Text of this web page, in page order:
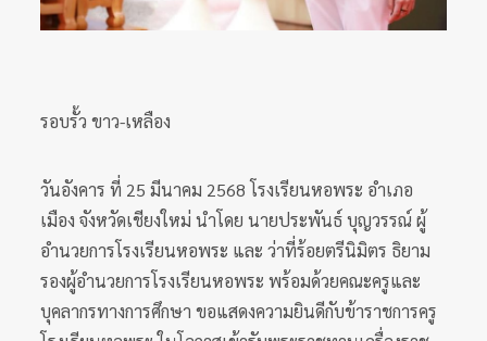
รอบรั้ว ขาว-เหลือง
วันอังคาร ที่ 25 มีนาคม 2568 โรงเรียนหอพระ อำเภอ
เมือง จังหวัดเชียงใหม่ นำโดย นายประพันธ์ บุญวรรณ์ ผู้
อำนวยการโรงเรียนหอพระ และ ว่าที่ร้อยตรีนิมิตร ธิยาม
รองผู้อำนวยการโรงเรียนหอพระ พร้อมด้วยคณะครูและ
บุคลากรทางการศึกษา ขอแสดงความยินดีกับข้าราชการครู